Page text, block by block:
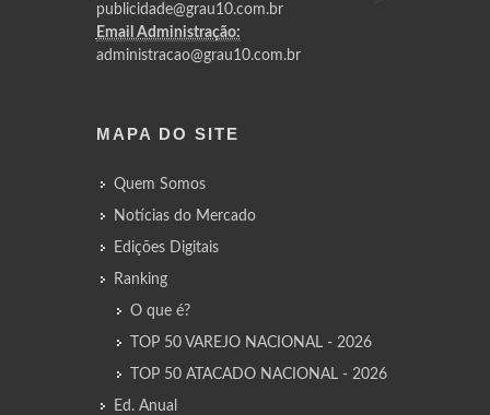
publicidade@grau10.com.br
Email Administração:
administracao@grau10.com.br
MAPA DO SITE
Quem Somos
Notícias do Mercado
Edições Digitais
Ranking
O que é?
TOP 50 VAREJO NACIONAL - 2026
TOP 50 ATACADO NACIONAL - 2026
Ed. Anual